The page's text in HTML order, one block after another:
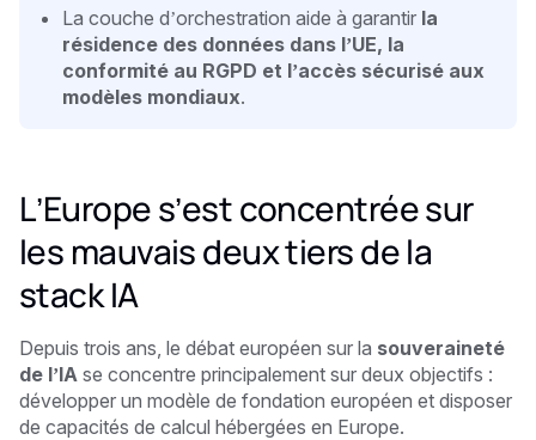
La couche d’orchestration aide à garantir la
résidence des données dans l’UE, la
conformité au RGPD et l’accès sécurisé aux
modèles mondiaux.
L’Europe s’est concentrée sur
les mauvais deux tiers de la
stack IA
Depuis trois ans, le débat européen sur la souveraineté
de l’IA se concentre principalement sur deux objectifs :
développer un modèle de fondation européen et disposer
de capacités de calcul hébergées en Europe.